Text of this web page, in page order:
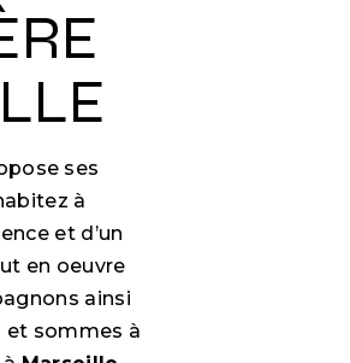
ses
à
et d’un
en oeuvre
ainsi
et sommes à